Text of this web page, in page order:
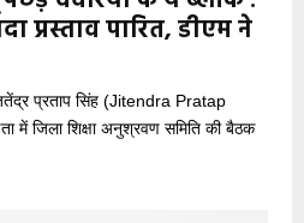
प्रस्ताव पारित, डीएम ने
प्रताप सिंह (Jitendra Pratap
में जिला शिक्षा अनुश्रवण समिति की बैठक